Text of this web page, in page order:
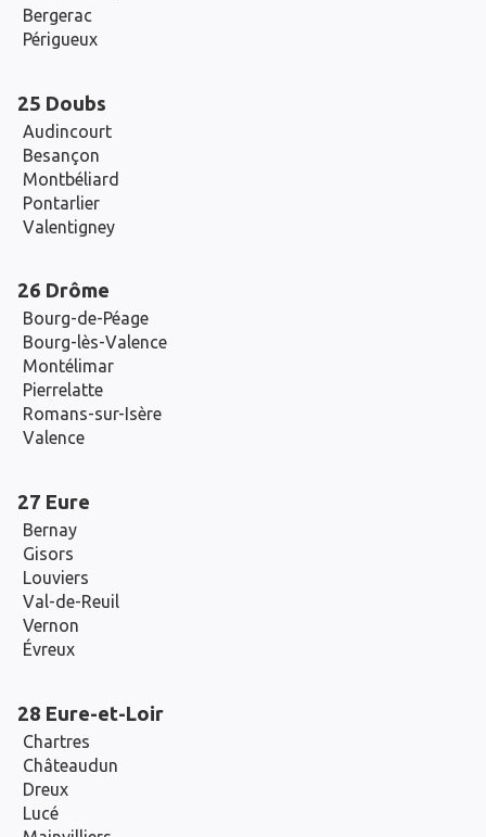
Bergerac
Périgueux
25 Doubs
Audincourt
Besançon
Montbéliard
Pontarlier
Valentigney
26 Drôme
Bourg-de-Péage
Bourg-lès-Valence
Montélimar
Pierrelatte
Romans-sur-Isère
Valence
27 Eure
Bernay
Gisors
Louviers
Val-de-Reuil
Vernon
Évreux
28 Eure-et-Loir
Chartres
Châteaudun
Dreux
Lucé